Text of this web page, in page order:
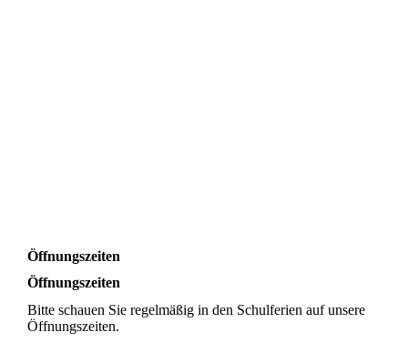
Öffnungszeiten
Öffnungszeiten
Bitte schauen Sie regelmäßig in den Schulferien auf unsere
Öffnungszeiten.